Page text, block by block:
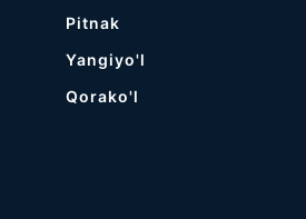
Pitnak
Yangiyo'l
Qorako'l